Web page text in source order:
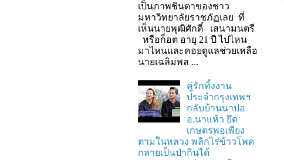
เป็นภาพชินตาของชาว
มหาวิทยาลัยราชภัฏเลย ที่
เห็นนายพุฒิศักดิ์ เสนามนตรี
หรือก็อต อายุ 21 ปี ไปไหน
มาไหนและคอยดูแลช่วยเหลือ
นายเฉลิมพล ...
คู่รักทิ้งงาน
ประจำกรุงเทพฯ
กลับบ้านนาปอ
อ.นาแห้ว ยึด
เกษตรพอเพียง
ตามในหลวง พลิกไร่ข้าวโพด
กลายเป็นป่ากินได้